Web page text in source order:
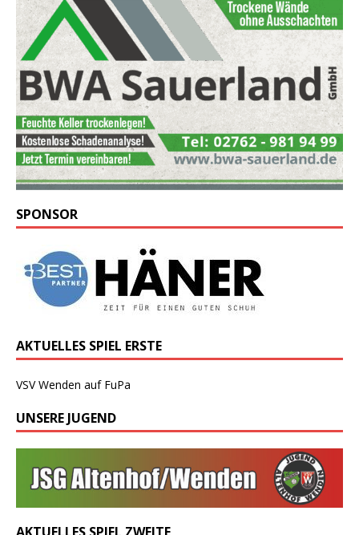
SPONSOR
AKTUELLES SPIEL ERSTE
VSV Wenden auf FuPa
UNSERE JUGEND
AKTUELLES SPIEL ZWEITE